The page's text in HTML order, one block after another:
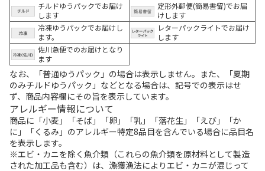
チルドゆうパックでお届け
します
定形外郵便(簡易書留)でお届
けします
冷凍ゆうパックでお届けし
ます。
レターパックライトでお届け
します
佐川急便でのお届けとなり
ます
なお、「普通ゆうパック」の場合は表示しません。また、「夏期
のみチルドゆうパック」などとなる場合は、記号での表示はせ
ず、商品内容欄にその旨を表示しています。
アレルギー情報について
商品に「小麦」「そば」「卵」「乳」「落花生」「えび」「か
に」「くるみ」のアレルギー特定8品目を含んでいる場合に品目名
を表示します。
※エビ・カニを除く魚介類（これらの魚介類を原材料として製造
された加工品も含む）は、漁獲漁法によりエビ・カニが混じって